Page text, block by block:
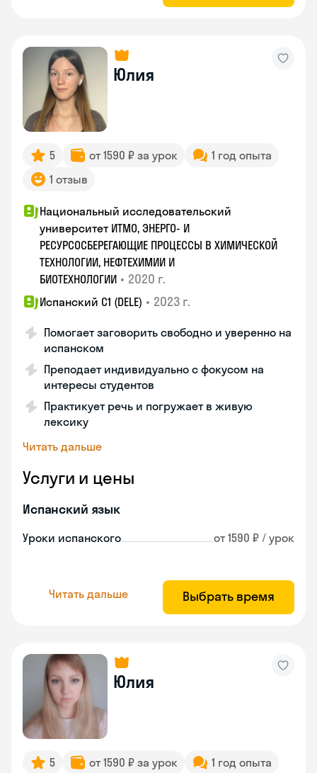
Юлия
5 от 1590 ₽ за урок
1 год опыта
1 отзыв
Национальный исследовательский
университет ИТМО, ЭНЕРГО- И
РЕСУРСОСБЕРЕГАЮЩИЕ ПРОЦЕССЫ В ХИМИЧЕСКОЙ
ТЕХНОЛОГИИ, НЕФТЕХИМИИ И
БИОТЕХНОЛОГИИ • 2020 г.
Испанский С1 (DELE) • 2023 г.
Помогает заговорить свободно и уверенно на
испанском
Преподает индивидуально с фокусом на
интересы студентов
Практикует речь и погружает в живую
лексику
Читать дальше
Услуги и цены
Испанский язык
Уроки испанского от 1590 ₽ / урок
Читать дальше Выбрать время
Юлия
5 от 1590 ₽ за урок
1 год опыта